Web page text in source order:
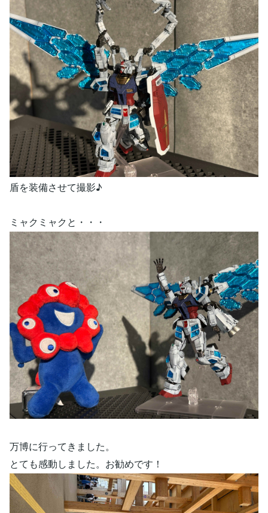
盾を装備させて撮影♪
ミャクミャクと・・・
万博に行ってきました。
とても感動しました。お勧めです！